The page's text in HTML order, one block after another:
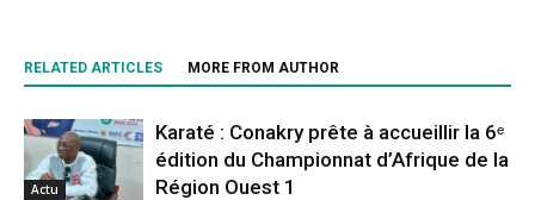
RELATED ARTICLES MORE FROM AUTHOR
Actu
Karaté : Conakry prête à accueillir la 6ᵉ
édition du Championnat d’Afrique de la
Région Ouest 1